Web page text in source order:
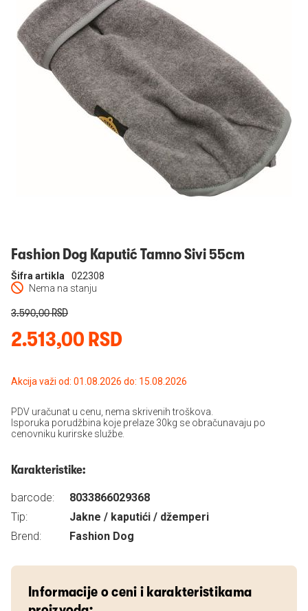
Prijavi se
Fashion Dog Kaputić Tamno Sivi 55cm
Nema na stanju
Šifra artikla 022308
2.513,00 RSD
3.590,00 RSD
Akcija važi od: 01.08.2026 do: 15.08.2026
PDV uračunat u cenu, nema skrivenih troškova.
Isporuka porudžbina koje prelaze 30kg se obračunavaju po
cenovniku kurirske službe.
Karakteristike:
barcode:
8033866029368
Tip:
Jakne / kaputići / džemperi
Brend:
Fashion Dog
Informacije o ceni i karakteristikama